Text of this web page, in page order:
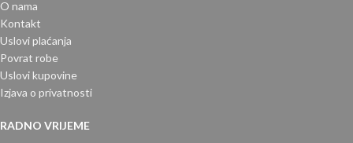
O nama
Kontakt
Uslovi plaćanja
Povrat robe
Uslovi kupovine
Izjava o privatnosti
RADNO VRIJEME